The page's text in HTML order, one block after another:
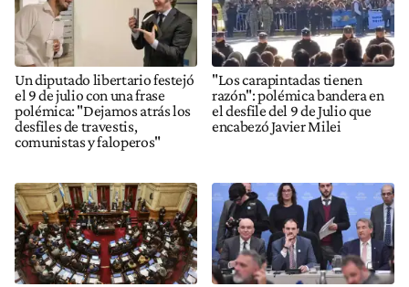
Un diputado libertario festejó
el 9 de julio con una frase
polémica: "Dejamos atrás los
desfiles de travestis,
comunistas y faloperos"
"Los carapintadas tienen
razón": polémica bandera en
el desfile del 9 de Julio que
encabezó Javier Milei